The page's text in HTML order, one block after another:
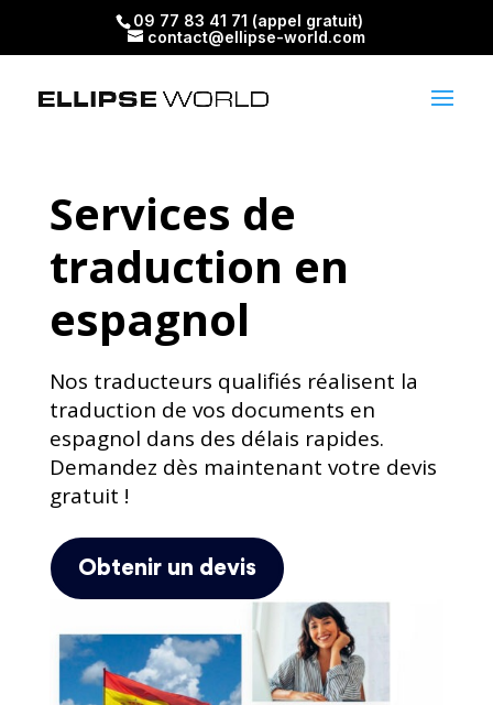
09 77 83 41 71 (appel gratuit)
contact@ellipse-world.com
Services de
traduction en
espagnol
Nos traducteurs qualifiés réalisent la
traduction de vos documents en
espagnol dans des délais rapides.
Demandez dès maintenant votre devis
gratuit !
Obtenir un devis